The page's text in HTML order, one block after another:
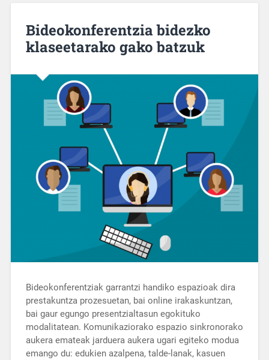
Bideokonferentzia bidezko
klaseetarako gako batzuk
Bideokonferentziak garrantzi handiko espazioak dira
prestakuntza prozesuetan, bai online irakaskuntzan,
bai gaur egungo presentzialtasun egokituko
modalitatean. Komunikaziorako espazio sinkronorako
aukera emateak jarduera aukera ugari egiteko modua
emango du: edukien azalpena, talde-lanak, kasuen